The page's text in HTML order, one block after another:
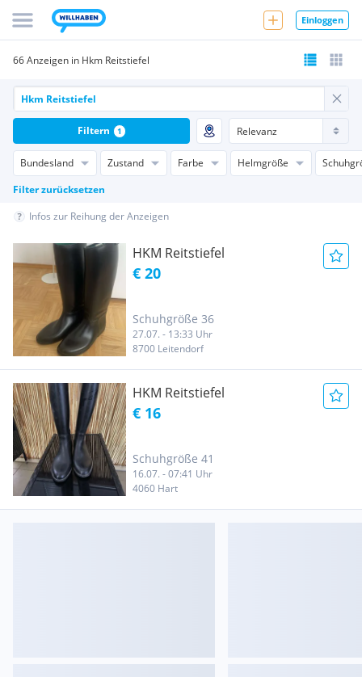
Einloggen
66 Anzeigen in Hkm Reitstiefel
Bundesland Zustand Farbe Helmgröße
Filter zurücksetzen
Filtern 1
Infos zur Reihung der Anzeigen
HKM Reitstiefel
€ 20
Schuhgröße 36
27.07. - 13:33 Uhr
8700 Leitendorf
HKM Reitstiefel
€ 16
Schuhgröße 41
16.07. - 07:41 Uhr
4060 Hart